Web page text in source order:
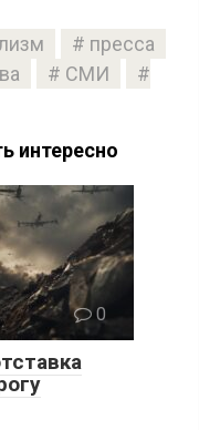
пресса
СМИ
интересно
0